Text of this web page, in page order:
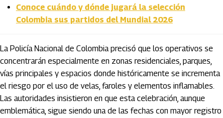
Conoce cuándo y dónde jugará la selección
Colombia sus partidos del Mundial 2026
La Policía Nacional de Colombia precisó que los operativos se
concentrarán especialmente en zonas residenciales, parques,
vías principales y espacios donde históricamente se incrementa
el riesgo por el uso de velas, faroles y elementos inflamables.
Las autoridades insistieron en que esta celebración, aunque
emblemática, sigue siendo una de las fechas con mayor registro